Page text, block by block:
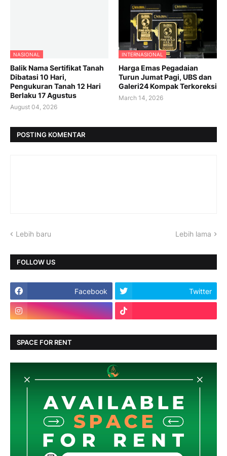
NASIONAL
Balik Nama Sertifikat Tanah
Dibatasi 10 Hari,
Pengukuran Tanah 12 Hari
Berlaku 17 Agustus
August 04, 2026
INTERNASIONAL
Harga Emas Pegadaian
Turun Jumat Pagi, UBS dan
Galeri24 Kompak Terkoreksi
March 14, 2026
POSTING KOMENTAR
Lebih baru Lebih lama
FOLLOW US
Facebook Twitter
SPACE FOR RENT